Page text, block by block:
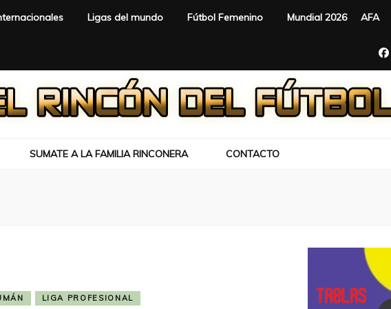
Ligas del mundo Fútbol Femenino Mundial 2026 AFA
SUMATE A LA FAMILIA RINCONERA CONTACTO
LIGA PROFESIONAL